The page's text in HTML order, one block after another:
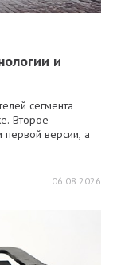
и
сегмента
Второе
первой версии, а
06.08.2026